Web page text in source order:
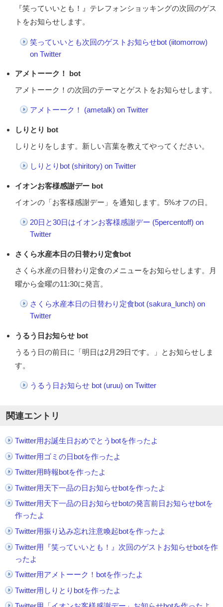
『笑っていいとも！』テレフォンショッキングの次回のゲス
トをお知らせします。
笑っていいとも次回のゲストお知らせbot (iitomorrow)
on Twitter
アメトーーク！ bot
アメトーーク！の次回のテーマとゲストをお知らせします。
アメトーーク！ (ametalk) on Twitter
しりとり bot
しりとりをします。新しい言葉を教えてやってください。
しりとりbot (shiritory) on Twitter
イオンお客様感謝デー bot
イオンの「お客様感謝デー」を通知します。5%オフの日。
20日と30日はイオンお客様感謝デー (5percentoff) on
Twitter
さくら水産本日の日替わり定食bot
さくら水産の日替わり定食のメニューをお知らせします。月
曜から金曜の11:30に発言。
さくら水産本日の日替わり定食bot (sakura_lunch) on
Twitter
うるう日お知らせ bot
うるう日の前日に「明日は2月29日です。」とお知らせしま
す。
うるう日お知らせ bot (uruu) on Twitter
関連エントリ
Twitter用お誕生日おめでとうbotを作ったよ
Twitter用ゴミの日botを作ったよ
Twitter用時報botを作ったよ
Twitter用天下一品の日お知らせbotを作ったよ
Twitter用天下一品の日お知らせbotの発言前日お知らせbotを
作ったよ
Twitter用振り込み忘れ注意喚起botを作ったよ
Twitter用『笑っていいとも！』次回のゲストお知らせbotを作
ったよ
Twitter用アメトーーク！botを作ったよ
Twitter用しりとりbotを作ったよ